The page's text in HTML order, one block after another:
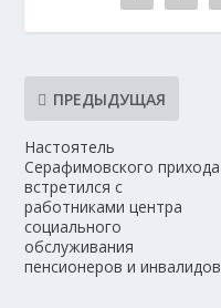
ПРЕДЫДУЩАЯ
Настоятель
Серафимовского прихода
встретился с
работниками центра
социального
обслуживания
пенсионеров и инвалидов